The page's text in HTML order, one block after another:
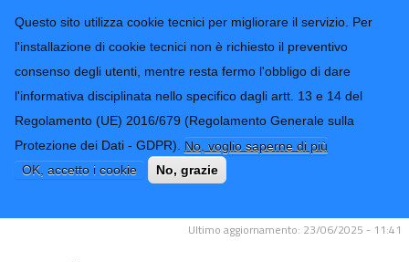
Questo sito utilizza cookie tecnici per migliorare il servizio. Per
l'installazione di cookie tecnici non è richiesto il preventivo
consenso degli utenti, mentre resta fermo l'obbligo di dare
l'informativa disciplinata nello specifico dagli artt. 13 e 14 del
Regolamento (UE) 2016/679 (Regolamento Generale sulla
Protezione dei Dati - GDPR). No, voglio saperne di più
OK, accetto i cookie
No, grazie
Provincia di
Imperia
CONTATTI-URP
TRASPARENZA
Form di ricerca
Bando per il conseguimento
dell'abilitazione di insegnante e di
Ultimo aggiornamento: 23/06/2025 - 11:41